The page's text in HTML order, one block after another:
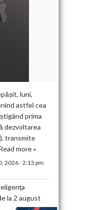
luni,
astfel cea
prima
dezvoltarea
transmite
more »
2026 - 2:13 pm
la 2 august